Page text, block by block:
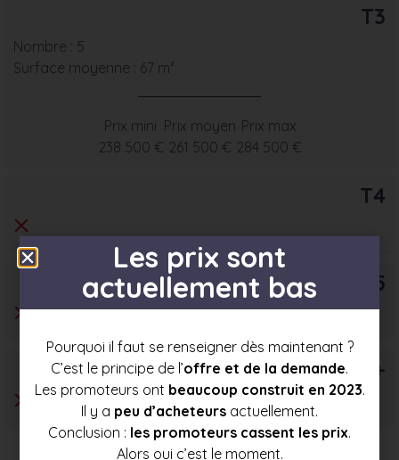
T3
Nombre : 5
Surface moyenne : 67 m²
Prix mini
238 500 €
Prix moyen
261 500 €
Prix max
284 500 €
T4
T5
T6+
Les prix sont
actuellement bas
Pourquoi il faut se renseigner dès maintenant ?
C’est le principe de l’offre et de la demande.
Les promoteurs ont beaucoup construit en 2023.
Il y a peu d’acheteurs actuellement.
Conclusion : les promoteurs cassent les prix.
Alors oui c’est le moment.